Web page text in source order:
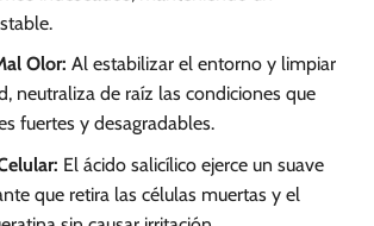
Olor: Al estabilizar el entorno y limpiar
neutraliza de raíz las condiciones que
fuertes y desagradables.
El ácido salicílico ejerce un suave
que retira las células muertas y el